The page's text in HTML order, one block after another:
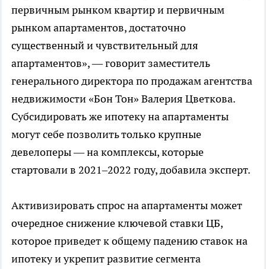
первичным рынком квартир и первичным
рынком апартаментов, достаточно
существенный и чувствительный для
апартаментов», — говорит заместитель
генерального директора по продажам агентства
недвижимости «Бон Тон» Валерия Цветкова.
Субсидировать же ипотеку на апартаменты
могут себе позволить только крупные
девелоперы — на комплексы, которые
стартовали в 2021–2022 году, добавила эксперт.
Активизировать спрос на апартаменты может
очередное снижение ключевой ставки ЦБ,
которое приведет к общему падению ставок на
ипотеку и укрепит развитие сегмента